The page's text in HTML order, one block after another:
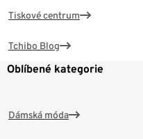
Tiskové centrum
Tchibo Blog
Oblíbené kategorie
Dámská móda